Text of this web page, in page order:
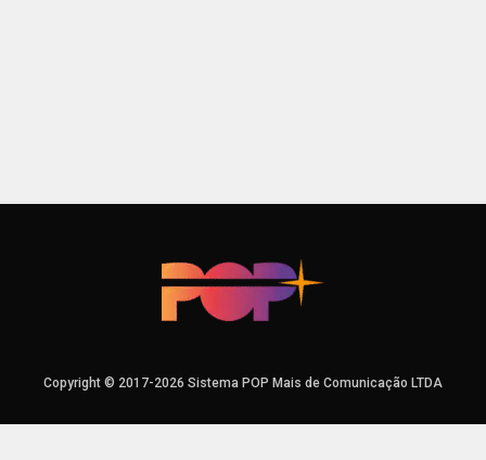
Copyright © 2017-2026 Sistema POP Mais de Comunicação LTDA